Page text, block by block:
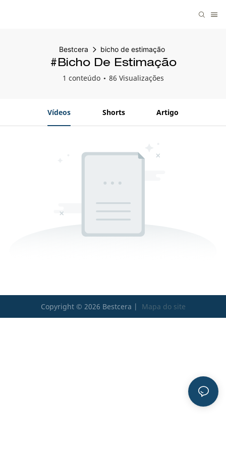
Bestcera bicho de estimação
#bicho De Estimação
1 conteúdo 86 Visualizações
Vídeos Shorts Artigo
Copyright © 2026 Bestcera | Mapa do site